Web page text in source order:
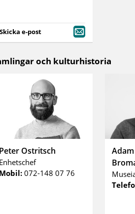
Skicka e-post
och kulturhistoria
Ostritsch
072-148 07 76